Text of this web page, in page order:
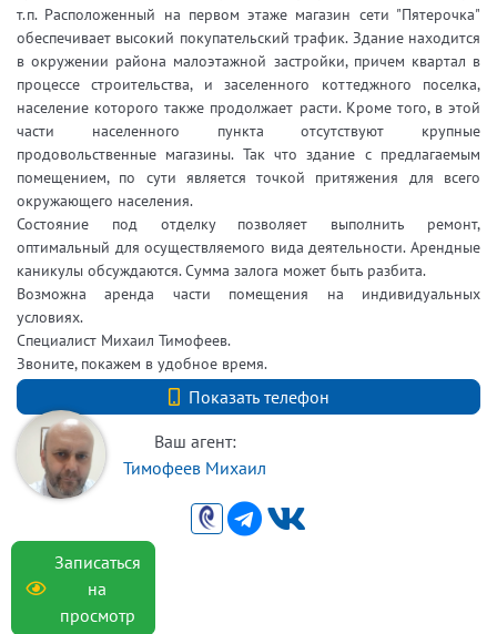
т.п. Расположенный на первом этаже магазин сети "Пятерочка"
обеспечивает высокий покупательский трафик. Здание находится
в окружении района малоэтажной застройки, причем квартал в
процессе строительства, и заселенного коттеджного поселка,
население которого также продолжает расти. Кроме того, в этой
части населенного пункта отсутствуют крупные
продовольственные магазины. Так что здание с предлагаемым
помещением, по сути является точкой притяжения для всего
окружающего населения.
Состояние под отделку позволяет выполнить ремонт,
оптимальный для осуществляемого вида деятельности. Арендные
каникулы обсуждаются. Сумма залога может быть разбита.
Возможна аренда части помещения на индивидуальных
условиях.
Специалист Михаил Тимофеев.
Звоните, покажем в удобное время.
Показать телефон
+7 9211806438
Ваш агент:
Тимофеев Михаил
Записаться
на
просмотр